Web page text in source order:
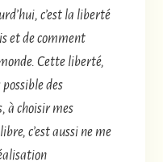
c’est la liberté
et de comment
Cette liberté,
des
à choisir mes
c’est aussi ne me